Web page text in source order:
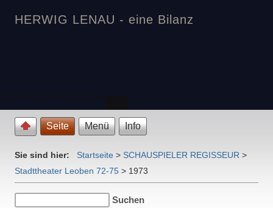
HERWIG LENAU - eine Bilanz
Seite Menü Info
Sie sind hier: Startseite > SCHAUSPIELER REGISSEUR >
Stadttheater Leoben 72-75 > 1973